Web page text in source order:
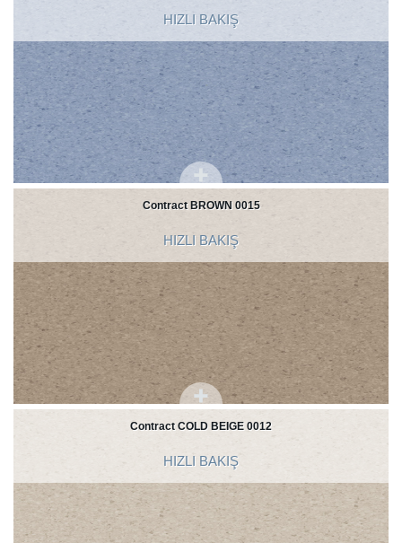
HIZLI BAKIŞ
Contract BROWN 0015
HIZLI BAKIŞ
Contract COLD BEIGE 0012
HIZLI BAKIŞ